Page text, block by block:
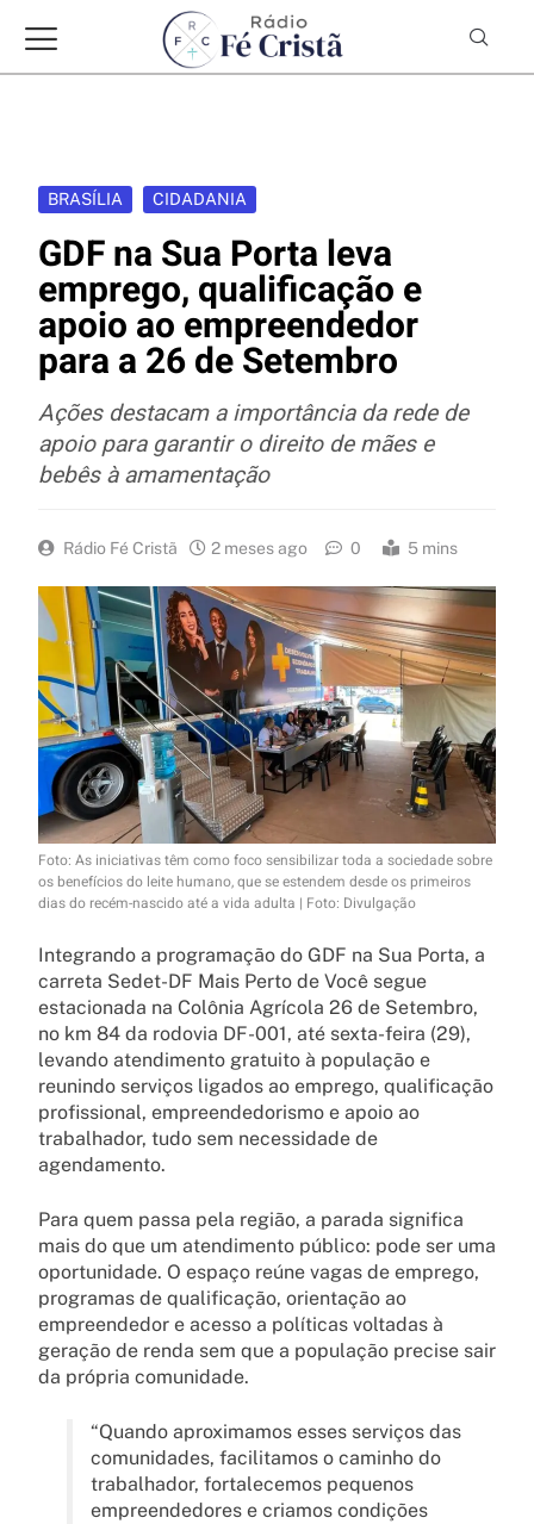
BRASÍLIA CIDADANIA
GDF na Sua Porta leva
emprego, qualificação e
apoio ao empreendedor
para a 26 de Setembro
Ações destacam a importância da rede de
apoio para garantir o direito de mães e
bebês à amamentação
Rádio Fé Cristã 2 meses ago 0 5 mins
Foto: As iniciativas têm como foco sensibilizar toda a sociedade sobre
os benefícios do leite humano, que se estendem desde os primeiros
dias do recém-nascido até a vida adulta | Foto: Divulgação
Integrando a programação do GDF na Sua Porta, a
carreta Sedet-DF Mais Perto de Você segue
estacionada na Colônia Agrícola 26 de Setembro,
no km 84 da rodovia DF-001, até sexta-feira (29),
levando atendimento gratuito à população e
reunindo serviços ligados ao emprego, qualificação
profissional, empreendedorismo e apoio ao
trabalhador, tudo sem necessidade de
agendamento.
Para quem passa pela região, a parada significa
mais do que um atendimento público: pode ser uma
oportunidade. O espaço reúne vagas de emprego,
programas de qualificação, orientação ao
empreendedor e acesso a políticas voltadas à
geração de renda sem que a população precise sair
da própria comunidade.
“Quando aproximamos esses serviços das
comunidades, facilitamos o caminho do
trabalhador, fortalecemos pequenos
empreendedores e criamos condições